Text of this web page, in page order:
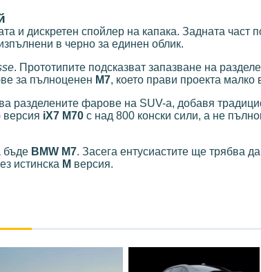
и дискретен спойлер на капака. Задната част
в черно за единен облик.
. Прототипите подсказват запазване на
за пълноценен M7, което прави проекта малко
разделените фарове на SUV-а, добавя
iX7 M70 с над 800 конски сили, а не
бъде BMW M7. Засега ентусиастите ще трябва
истинска M версия.